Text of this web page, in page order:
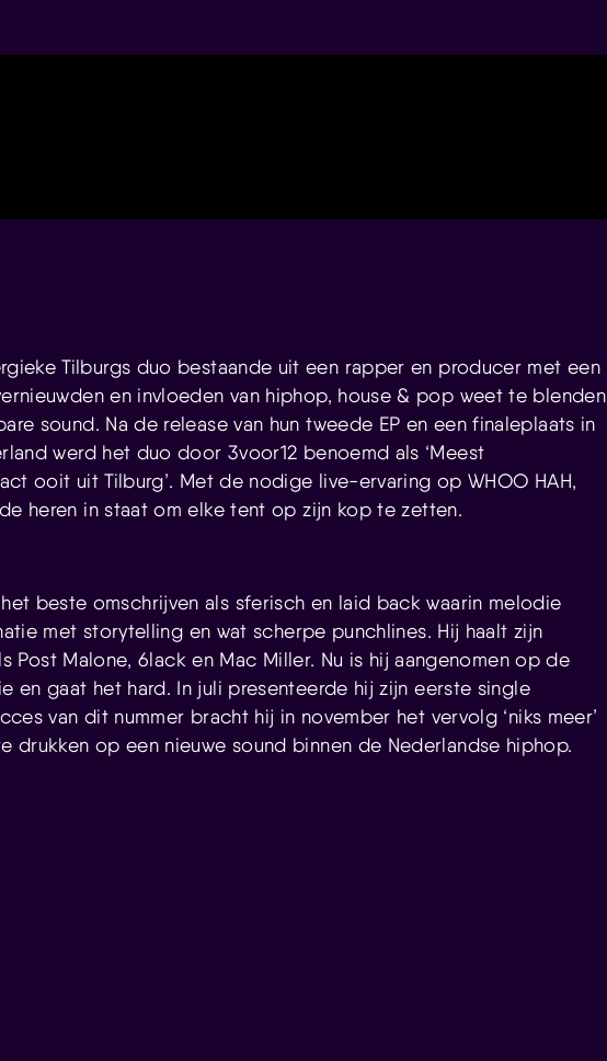
Tilburgs duo bestaande uit een rapper en producer met een
en invloeden van hiphop, house & pop weet te blenden
sound. Na de release van hun tweede EP en een finaleplaats in
werd het duo door 3voor12 benoemd als ‘Meest
ooit uit Tilburg’. Met de nodige live-ervaring op WHOO HAH,
de heren in staat om elke tent op zijn kop te zetten.
het beste omschrijven als sferisch en laid back waarin melodie
met storytelling en wat scherpe punchlines. Hij haalt zijn
Post Malone, 6lack en Mac Miller. Nu is hij aangenomen op de
en gaat het hard. In juli presenteerde hij zijn eerste single
van dit nummer bracht hij in november het vervolg ‘niks meer’
drukken op een nieuwe sound binnen de Nederlandse hiphop.